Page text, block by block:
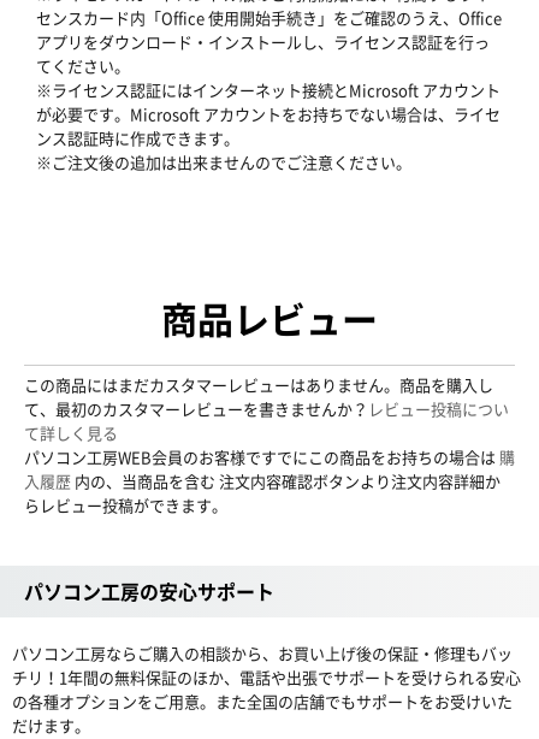
センスカード内「Office 使用開始手続き」をご確認のうえ、Office
アプリをダウンロード・インストールし、ライセンス認証を行っ
てください。
※ライセンス認証にはインターネット接続とMicrosoft アカウント
が必要です。Microsoft アカウントをお持ちでない場合は、ライセ
ンス認証時に作成できます。
※ご注文後の追加は出来ませんのでご注意ください。
商品レビュー
この商品にはまだカスタマーレビューはありません。商品を購入し
て、最初のカスタマーレビューを書きませんか？ レビュー投稿につい
て詳しく見る
パソコン工房WEB会員のお客様ですでにこの商品をお持ちの場合は 購
入履歴 内の、当商品を含む 注文内容確認ボタンより注文内容詳細か
らレビュー投稿ができます。
パソコン工房の安心サポート
パソコン工房ならご購入の相談から、お買い上げ後の保証・修理もバッ
チリ！1年間の無料保証のほか、電話や出張でサポートを受けられる安心
の各種オプションをご用意。また全国の店舗でもサポートをお受けいた
だけます。